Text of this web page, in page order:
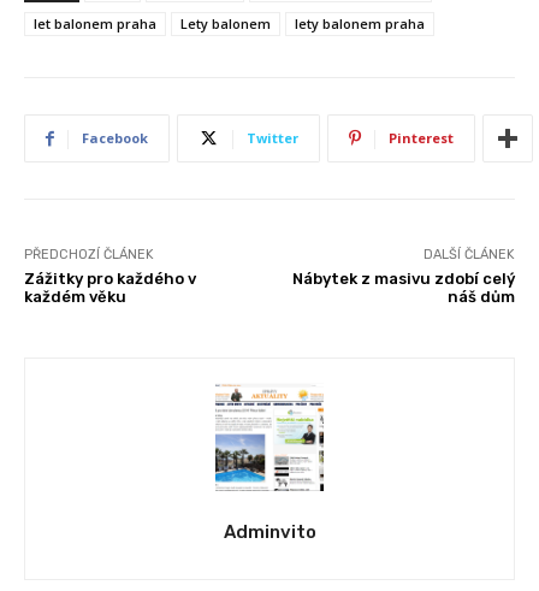
let balonem praha
Lety balonem lety balonem praha
Facebook Twitter Pinterest
PŘEDCHOZÍ ČLÁNEK
Zážitky pro každého v
každém věku
DALŠÍ ČLÁNEK
Nábytek z masivu zdobí celý
náš dům
Adminvito